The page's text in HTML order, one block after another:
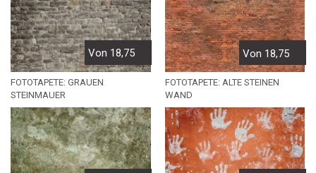
Von 18,75
FOTOTAPETE: GRAUEN
STEINMAUER
Von 18,75
FOTOTAPETE: ALTE STEINEN
WAND